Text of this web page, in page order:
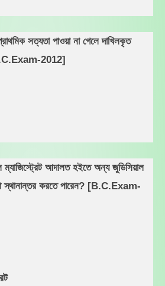
সত্যতা পাওয়া না গেলে দাখিলকৃত
2012]
আদালত হইতে অন্য জুডিসিয়াল
স্থানান্তর করতে পারেন? [B.C.Exam-